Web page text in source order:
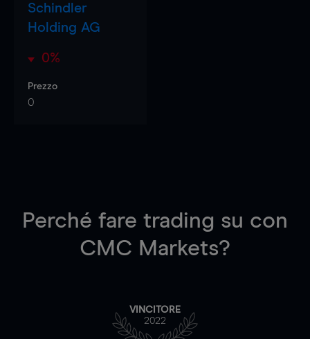
Schindler
Holding AG
0%
Prezzo
0
Perché fare trading su con
CMC Markets?
VINCITORE
2022